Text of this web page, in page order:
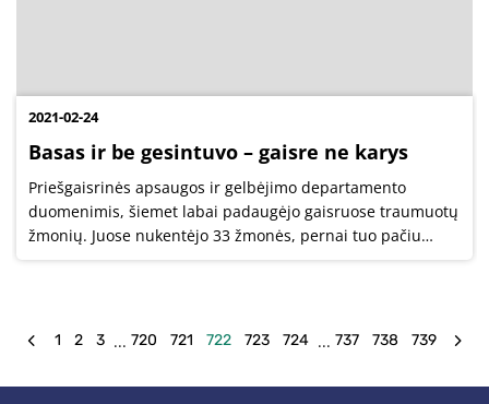
2021-02-24
Basas ir be gesintuvo – gaisre ne karys
Priešgaisrinės apsaugos ir gelbėjimo departamento
duomenimis, šiemet labai padaugėjo gaisruose traumuotų
žmonių. Juose nukentėjo 33 žmonės, pernai tuo pačiu
metu tokių asmenų buvo 23. Vien pastarąjį savaitgalį per 3
1 2 3 ... 720 721 722 723 724 ... 737 738 739